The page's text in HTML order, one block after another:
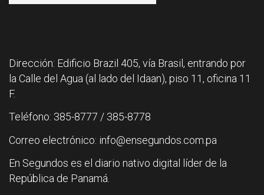
Dirección: Edificio Brazil 405, vía Brasil, entrando por
la Calle del Agua (al lado del Idaan), piso 11, oficina 11
F.
Teléfono: 385-8777 / 385-8778
Correo electrónico: info@ensegundos.com.pa
En Segundos es el diario nativo digital líder de la
República de Panamá.